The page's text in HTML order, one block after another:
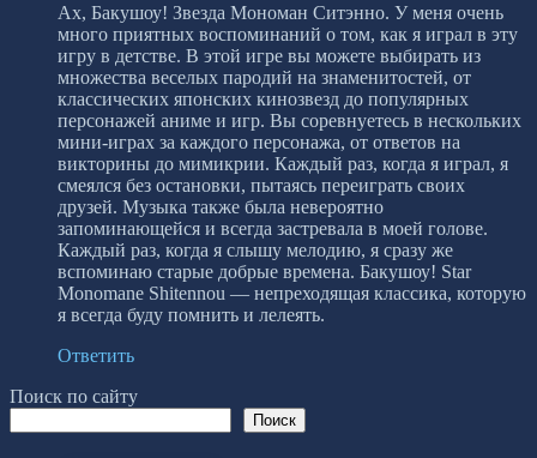
Ах, Бакушоу! Звезда Мономан Ситэнно. У меня очень
много приятных воспоминаний о том, как я играл в эту
игру в детстве. В этой игре вы можете выбирать из
множества веселых пародий на знаменитостей, от
классических японских кинозвезд до популярных
персонажей аниме и игр. Вы соревнуетесь в нескольких
мини-играх за каждого персонажа, от ответов на
викторины до мимикрии. Каждый раз, когда я играл, я
смеялся без остановки, пытаясь переиграть своих
друзей. Музыка также была невероятно
запоминающейся и всегда застревала в моей голове.
Каждый раз, когда я слышу мелодию, я сразу же
вспоминаю старые добрые времена. Бакушоу! Star
Monomane Shitennou — непреходящая классика, которую
я всегда буду помнить и лелеять.
Ответить
Поиск по сайту
Поиск